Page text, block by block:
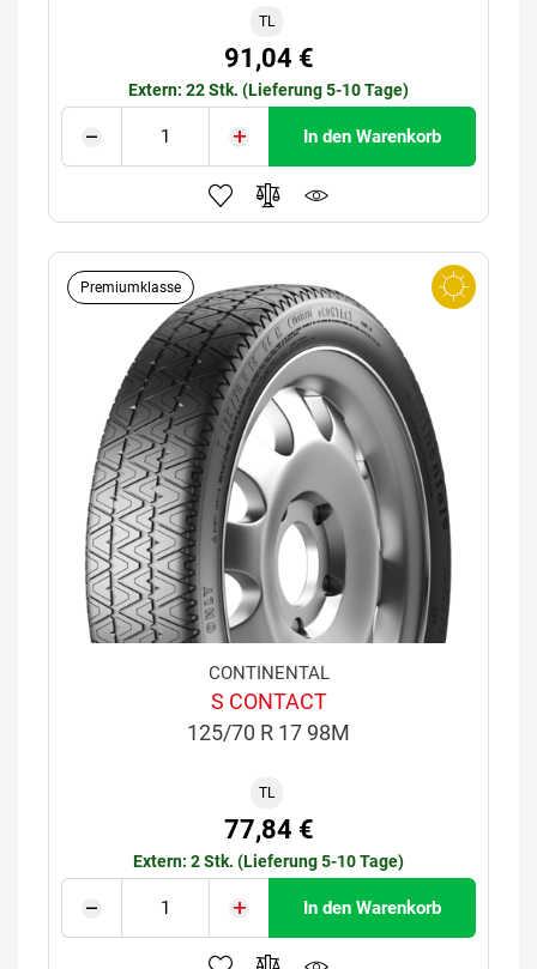
TL
91,04 €
Extern: 22 Stk. (Lieferung 5-10 Tage)
In den Warenkorb
Premiumklasse
CONTINENTAL
S CONTACT
125/70 R 17 98M
TL
77,84 €
Extern: 2 Stk. (Lieferung 5-10 Tage)
In den Warenkorb